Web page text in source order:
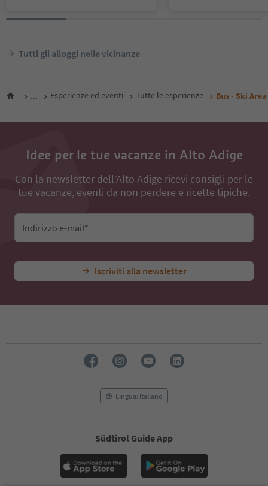
Tutti gli alloggi nelle vicinanze
... Esperienze ed eventi Tutte le esperienze Bus - Ski
Idee per le tue vacanze in Alto Adige
Con la newsletter dell’Alto Adige ricevi consigli per le
tue vacanze, eventi da non perdere e ricette tipiche.
Indirizzo e-mail*
Iscriviti alla newsletter
Lingua: Italiano
Südtirol Guide App